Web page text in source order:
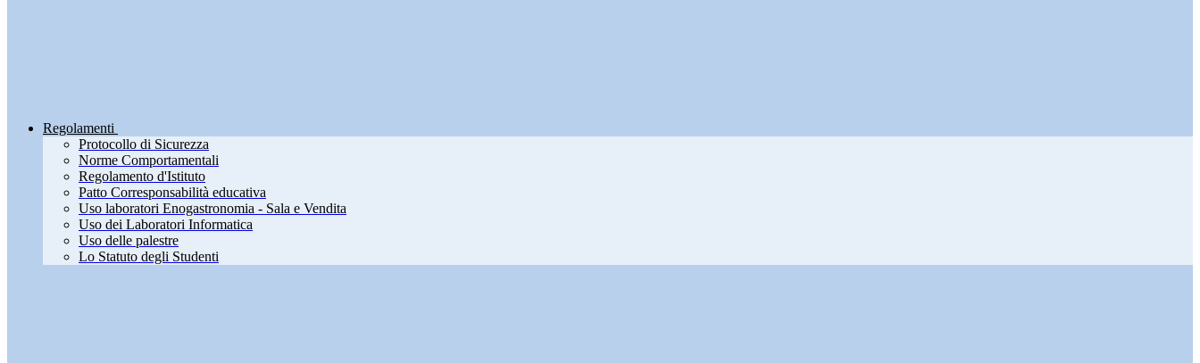
Regolamenti
Protocollo di Sicurezza
Norme Comportamentali
Regolamento d'Istituto
Patto Corresponsabilità educativa
Uso laboratori Enogastronomia - Sala e Vendita
Uso dei Laboratori Informatica
Uso delle palestre
Lo Statuto degli Studenti